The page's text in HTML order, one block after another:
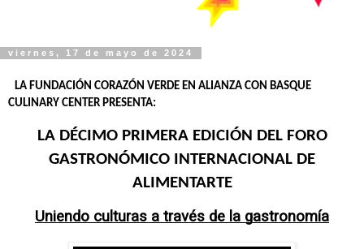
viernes, 17 de mayo de 2024
LA FUNDACIÓN CORAZÓN VERDE EN ALIANZA CON BASQUE
CULINARY CENTER PRESENTA:
LA DÉCIMO PRIMERA EDICIÓN DEL FORO
GASTRONÓMICO INTERNACIONAL DE
ALIMENTARTE
Uniendo culturas a través de la gastronomía